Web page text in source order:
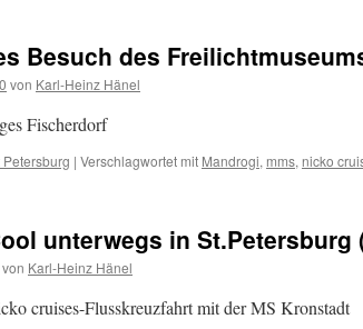
die
erleben
Besuch des
von Karl-Heinz Hänel
Fischerdorf
| Verschlagwortet mit Mandrogi, mms, nicko
unterwegs in St.Petersburg
von Karl-Heinz Hänel
cruises-Flusskreuzfahrt mit der MS Kronstadt